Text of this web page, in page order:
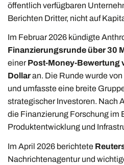
öffentlich verfügbaren
Berichten Dritter, nicht auf
Im Februar 2026 kündigte
Finanzierungsrunde über 30
einer Post-Money-Bewertung
Dollaran. Die Runde wurde
und umfasste eine breite
strategischer Investoren. Nach
die Finanzierung Forschung im
Produktentwicklung und
Im April 2026 berichtete
Nachrichtenagentur und